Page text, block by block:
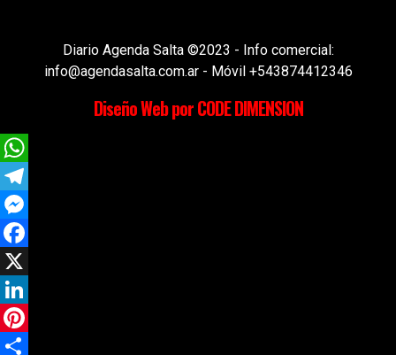
Diario Agenda Salta ©2023 - Info comercial:
info@agendasalta.com.ar - Móvil +543874412346
Diseño Web por CODE DIMENSION
WhatsApp
Telegram
Messenger
Facebook
X
LinkedIn
Pinterest